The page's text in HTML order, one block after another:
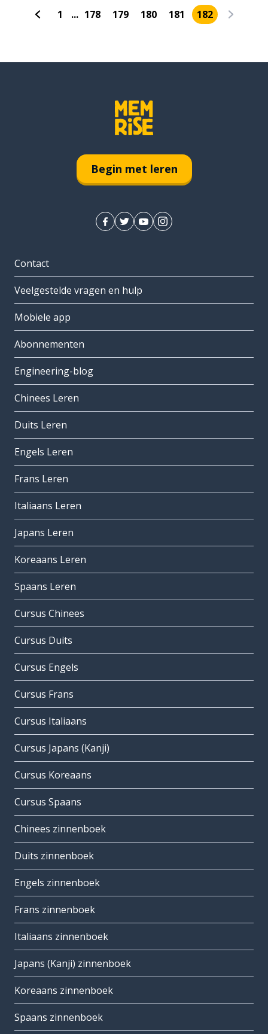
1 ... 178 179 180 181 182
Begin met leren
Contact
Veelgestelde vragen en hulp
Mobiele app
Abonnementen
Engineering-blog
Chinees Leren
Duits Leren
Engels Leren
Frans Leren
Italiaans Leren
Japans Leren
Koreaans Leren
Spaans Leren
Cursus Chinees
Cursus Duits
Cursus Engels
Cursus Frans
Cursus Italiaans
Cursus Japans (Kanji)
Cursus Koreaans
Cursus Spaans
Chinees zinnenboek
Duits zinnenboek
Engels zinnenboek
Frans zinnenboek
Italiaans zinnenboek
Japans (Kanji) zinnenboek
Koreaans zinnenboek
Spaans zinnenboek